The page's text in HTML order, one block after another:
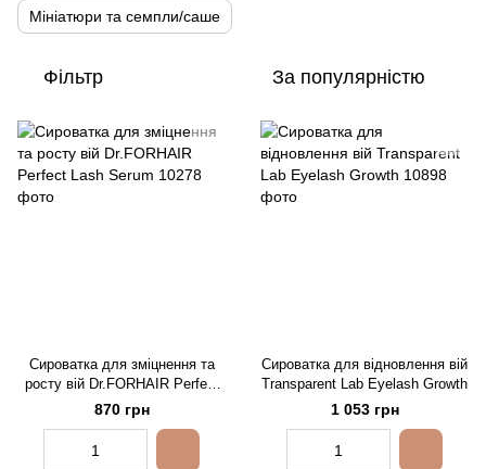
Мініатюри та семпли/саше
Фільтр За популярністю
Сироватка для зміцнення та
росту вій Dr.FORHAIR Perfect
Lash Serum
870 грн
Сироватка для відновлення вій
Transparent Lab Eyelash Growth
1 053 грн